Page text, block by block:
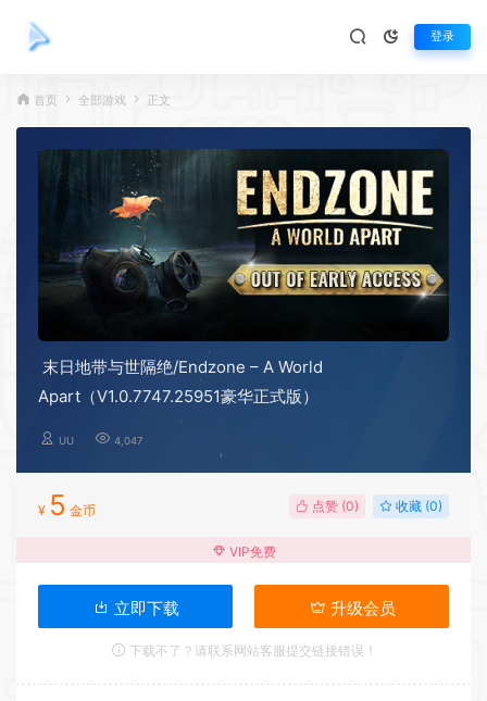
登录
首页 全部游戏 正文
末日地带与世隔绝/Endzone – A World
Apart（V1.0.7747.25951豪华正式版）
UU 4,047
¥ 5 金币 点赞 (0) 收藏 (0)
VIP免费
立即下载 升级会员
下载不了？请联系网站客服提交链接错误！